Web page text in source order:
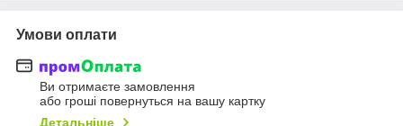
Умови оплати
Ви отримаєте замовлення
або гроші повернуться на вашу картку
Детальніше